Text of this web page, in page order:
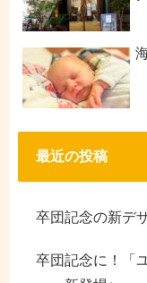
最近の投稿
卒団記念の新デ
卒団記念に！「